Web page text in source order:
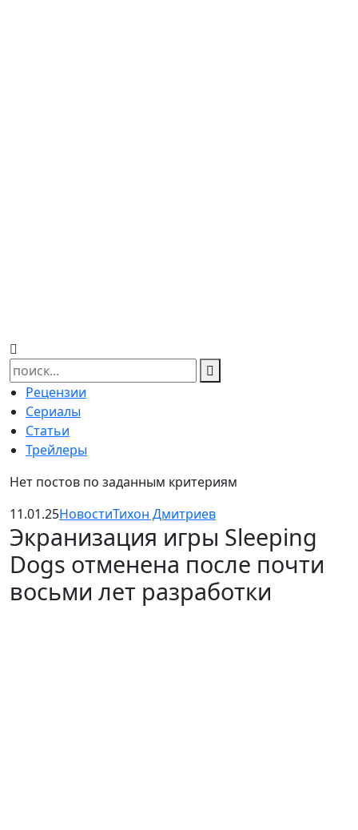
Найти:
Рецензии
Сериалы
Статьи
Трейлеры
Нет постов по заданным критериям
11.01.25НовостиТихон Дмитриев
Экранизация игры Sleeping
Dogs отменена после почти
восьми лет разработки